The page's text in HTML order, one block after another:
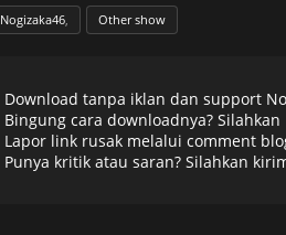
Nogizaka46 Other show
Download tanpa iklan dan support
Bingung cara downloadnya?
Lapor link rusak melalui comment
Punya kritik atau saran? Silahkan